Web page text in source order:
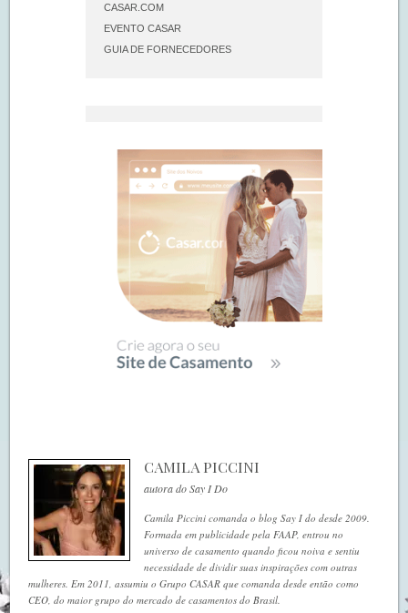
CASAR.COM
EVENTO CASAR
GUIA DE FORNECEDORES
CAMILA PICCINI
autora do Say I Do
Camila Piccini comanda o blog Say I do desde 2009.
Formada em publicidade pela FAAP, entrou no
universo de casamento quando ficou noiva e sentiu
necessidade de dividir suas inspirações com outras
mulheres. Em 2011, assumiu o Grupo CASAR que comanda desde então como
CEO, do maior grupo do mercado de casamentos do Brasil.